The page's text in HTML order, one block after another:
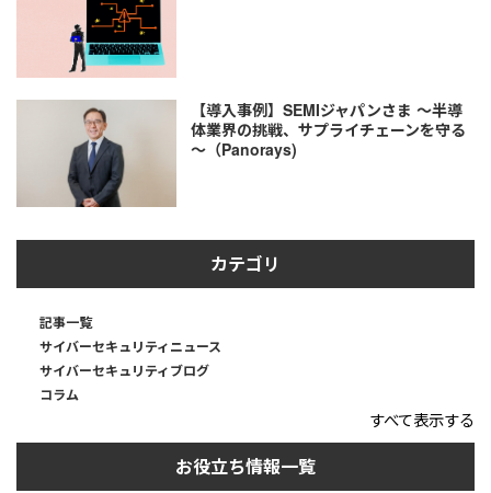
【導入事例】SEMIジャパンさま ～半導
体業界の挑戦、サプライチェーンを守る
～（Panorays)
カテゴリ
記事一覧
サイバーセキュリティニュース
サイバーセキュリティブログ
コラム
すべて表示する
お役立ち情報一覧